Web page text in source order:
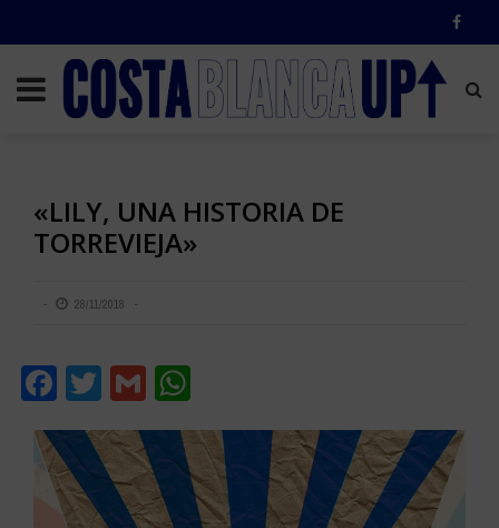
«LILY, UNA HISTORIA DE
TORREVIEJA»
28/11/2018
Facebook
Twitter
Gmail